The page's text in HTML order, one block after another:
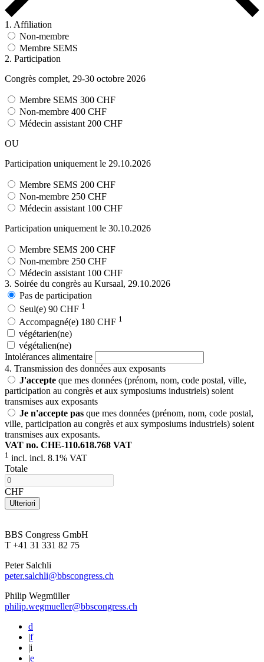
1. Affiliation
Non-membre
Membre SEMS
2. Participation
Congrès complet, 29-30 octobre 2026
Membre SEMS 300 CHF
Non-membre 400 CHF
Médecin assistant 200 CHF
OU
Participation uniquement le 29.10.2026
Membre SEMS 200 CHF
Non-membre 250 CHF
Médecin assistant 100 CHF
Participation uniquement le 30.10.2026
Membre SEMS 200 CHF
Non-membre 250 CHF
Médecin assistant 100 CHF
3. Soirée du congrès au Kursaal, 29.10.2026
Pas de participation
Seul(e) 90 CHF 1
Accompagné(e) 180 CHF 1
végétarien(ne)
végétalien(ne)
Intolérances alimentaire
4. Transmission des données aux exposants
J'accepte que mes données (prénom, nom, code postal, ville,
participation au congrès et aux symposiums industriels) soient
transmises aux exposants
Je n'accepte pas que mes données (prénom, nom, code postal,
ville, participation au congrès et aux symposiums industriels) soient
transmises aux exposants.
VAT no. CHE-110.618.768 VAT
1 incl. incl. 8.1% VAT
Totale
CHF
Ulteriori
BBS Congress GmbH
T +41 31 331 82 75
Peter Salchli
peter.salchli@bbscongress.ch
Philip Wegmüller
philip.wegmueller@bbscongress.ch
d
f
i
e